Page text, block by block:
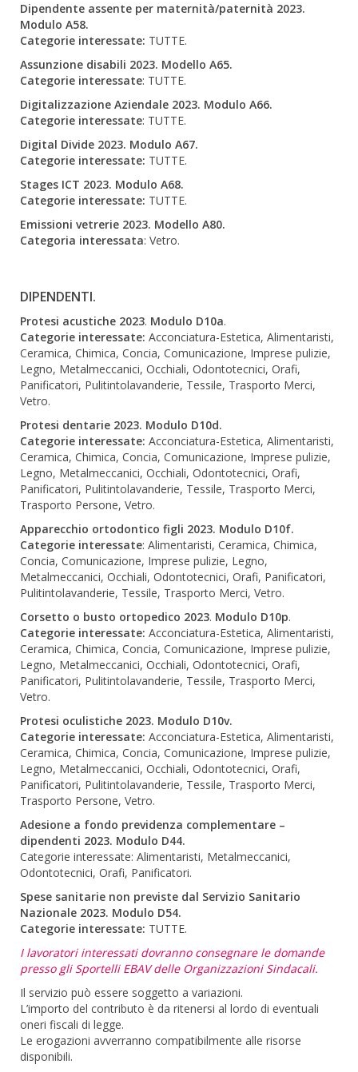
Dipendente assente per maternità/paternità 2023.
Modulo A58.
Categorie interessate: TUTTE.
Assunzione disabili 2023. Modello A65.
Categorie interessate: TUTTE.
Digitalizzazione Aziendale 2023. Modulo A66.
Categorie interessate: TUTTE.
Digital Divide 2023. Modulo A67.
Categorie interessate: TUTTE.
Stages ICT 2023. Modulo A68.
Categorie interessate: TUTTE.
Emissioni vetrerie 2023. Modello A80.
Categoria interessata: Vetro.
DIPENDENTI.
Protesi acustiche 2023. Modulo D10a.
Categorie interessate: Acconciatura-Estetica, Alimentaristi,
Ceramica, Chimica, Concia, Comunicazione, Imprese pulizie,
Legno, Metalmeccanici, Occhiali, Odontotecnici, Orafi,
Panificatori, Pulitintolavanderie, Tessile, Trasporto Merci,
Vetro.
Protesi dentarie 2023. Modulo D10d.
Categorie interessate: Acconciatura-Estetica, Alimentaristi,
Ceramica, Chimica, Concia, Comunicazione, Imprese pulizie,
Legno, Metalmeccanici, Occhiali, Odontotecnici, Orafi,
Panificatori, Pulitintolavanderie, Tessile, Trasporto Merci,
Trasporto Persone, Vetro.
Apparecchio ortodontico figli 2023. Modulo D10f.
Categorie interessate: Alimentaristi, Ceramica, Chimica,
Concia, Comunicazione, Imprese pulizie, Legno,
Metalmeccanici, Occhiali, Odontotecnici, Orafi, Panificatori,
Pulitintolavanderie, Tessile, Trasporto Merci, Vetro.
Corsetto o busto ortopedico 2023. Modulo D10p.
Categorie interessate: Acconciatura-Estetica, Alimentaristi,
Ceramica, Chimica, Concia, Comunicazione, Imprese pulizie,
Legno, Metalmeccanici, Occhiali, Odontotecnici, Orafi,
Panificatori, Pulitintolavanderie, Tessile, Trasporto Merci,
Vetro.
Protesi oculistiche 2023. Modulo D10v.
Categorie interessate: Acconciatura-Estetica, Alimentaristi,
Ceramica, Chimica, Concia, Comunicazione, Imprese pulizie,
Legno, Metalmeccanici, Occhiali, Odontotecnici, Orafi,
Panificatori, Pulitintolavanderie, Tessile, Trasporto Merci,
Trasporto Persone, Vetro.
Adesione a fondo previdenza complementare –
dipendenti 2023. Modulo D44.
Categorie interessate: Alimentaristi, Metalmeccanici,
Odontotecnici, Orafi, Panificatori.
Spese sanitarie non previste dal Servizio Sanitario
Nazionale 2023. Modulo D54.
Categorie interessate: TUTTE.
I lavoratori interessati dovranno consegnare le domande
presso gli Sportelli EBAV delle Organizzazioni Sindacali.
Il servizio può essere soggetto a variazioni.
L’importo del contributo è da ritenersi al lordo di eventuali
oneri fiscali di legge.
Le erogazioni avverranno compatibilmente alle risorse
disponibili.